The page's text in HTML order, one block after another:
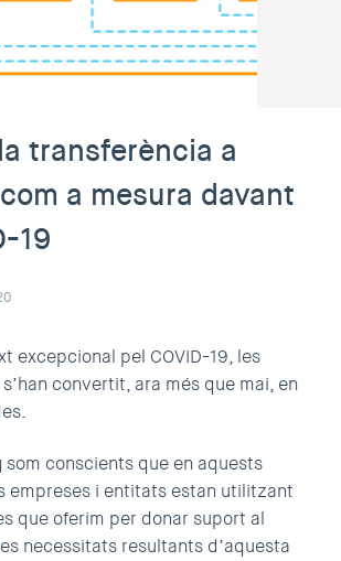
transferència a
a mesura davant
19
excepcional pel COVID-19, les
convertit, ara més que mai, en
som conscients que en aquests
empreses i entitats estan utilitzant
que oferim per donar suport al
necessitats resultants d’aquesta